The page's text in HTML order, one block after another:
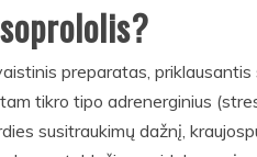
preparatas,
tikro tipo adrenerginius
susitraukimų dažnį,